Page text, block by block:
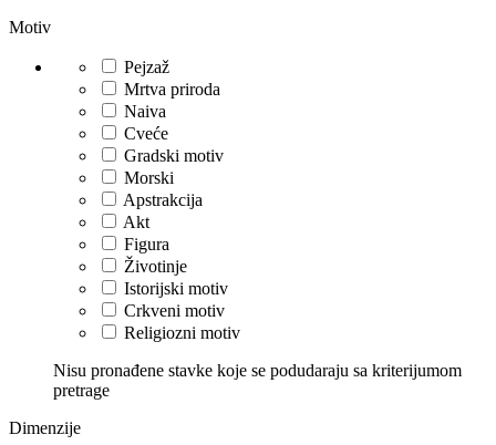
Motiv
Pejzaž
Mrtva priroda
Naiva
Cveće
Gradski motiv
Morski
Apstrakcija
Akt
Figura
Životinje
Istorijski motiv
Crkveni motiv
Religiozni motiv
Nisu pronađene stavke koje se podudaraju sa kriterijumom
pretrage
Dimenzije